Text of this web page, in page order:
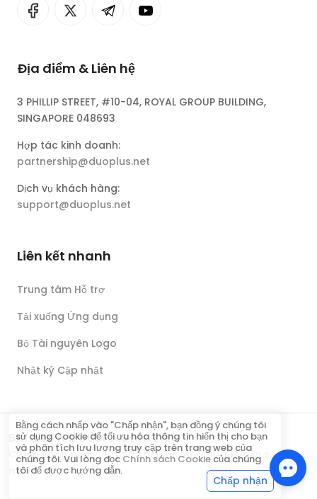
Địa điểm & Liên hệ
3 PHILLIP STREET, #10-04, ROYAL GROUP BUILDING,
SINGAPORE 048693
Hợp tác kinh doanh:
partnership@duoplus.net
Dịch vụ khách hàng:
support@duoplus.net
Liên kết nhanh
Trung tâm Hỗ trợ
Tải xuống Ứng dụng
Bộ Tài nguyên Logo
Nhật ký Cập nhật
Bản quyền © DUOPLUS PTE. LTD.
Chính sách bảo
mật
Chính sách hoàn
tiền
Điều khoản sử
dụng
Bằng cách nhấp vào "Chấp nhận", bạn đồng ý chúng tôi
sử dụng Cookie để tối ưu hóa thông tin hiển thị cho bạn
và phân tích lưu lượng truy cập trên trang web của
chúng tôi. Vui lòng đọc Chính sách Cookie của chúng
tôi để được hướng dẫn.
Chấp nhận